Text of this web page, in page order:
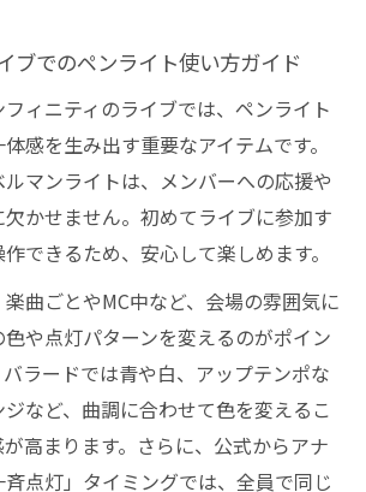
ブでのペンライト使い方ガイド
ィニティのライブでは、ペンライト
感を生み出す重要なアイテムです。
マンライトは、メンバーへの応援や
かせません。初めてライブに参加す
できるため、安心して楽しめます。
曲ごとやMC中など、会場の雰囲気に
や点灯パターンを変えるのがポイン
バラードでは青や白、アップテンポな
など、曲調に合わせて色を変えるこ
高まります。さらに、公式からアナ
点灯」タイミングでは、全員で同じ